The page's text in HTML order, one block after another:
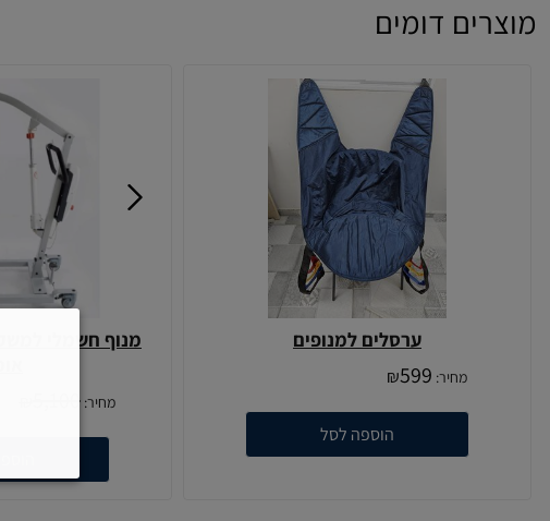
מוצרים דומים
ערסלים למנופים
מחיר: ₪599
הוספה לסל
מחיר:5,100